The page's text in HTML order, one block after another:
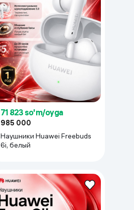
71 823 so'm/oyga
985 000
Наушники Huawei Freebuds
6i, белый